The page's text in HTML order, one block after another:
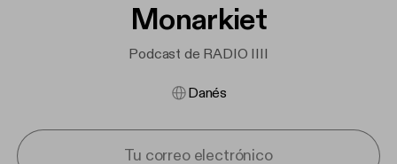
Monarkiet
Podcast de RADIO IIII
Danés